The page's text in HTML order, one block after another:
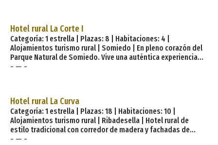
de roble y de castaño, sus techos, puertas, ventanas y la
escalera que nos lleva a la primera planta están hechas de
madera n
Hotel rural La Corte I
Categoría: 1 estrella | Plazas: 8 | Habitaciones: 4 |
Alojamientos turismo rural | Somiedo | En pleno corazón del
Parque Natural de Somiedo. Vive una auténtica experiencia
rural y montañera desde la mejor situación, en la zona más
la reserva natural de Somiedo. Todas sus bonitas
habitaciones cuentan con TV de pantalla plana, te
- — -
Hotel rural La Curva
Categoría: 1 estrella | Plazas: 18 | Habitaciones: 10 |
Alojamientos turismo rural | Ribadesella | Hotel rural de
estilo tradicional con corredor de madera y fachadas de
piedra caliza, ubicado en Sardalla, a 3 Km de las playas de
- — -